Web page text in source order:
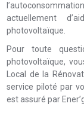
actuellement
photovoltaïque.
Pour toute
photovoltaïque,
Local de la
service piloté par
est assuré par